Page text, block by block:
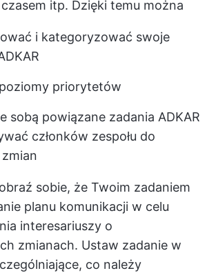
itp. Dzięki temu można
i kategoryzować swoje
priorytetów
sobą powiązane zadania ADKAR
członków zespołu do
sobie, że Twoim zadaniem
planu komunikacji w celu
interesariuszy o
zmianach. Ustaw zadanie w
co należy